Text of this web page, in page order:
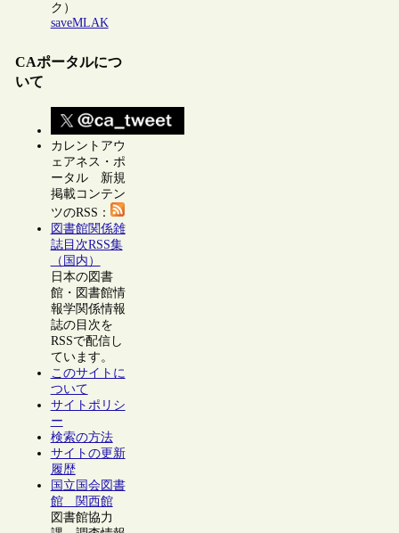
ク）
saveMLAK
CAポータルにつ
いて
カレントアウ
ェアネス・ポ
ータル 新規
掲載コンテン
ツのRSS：
図書館関係雑
誌目次RSS集
（国内）
日本の図書
館・図書館情
報学関係情報
誌の目次を
RSSで配信し
ています。
このサイトに
ついて
サイトポリシ
ー
検索の方法
サイトの更新
履歴
国立国会図書
館 関西館
図書館協力